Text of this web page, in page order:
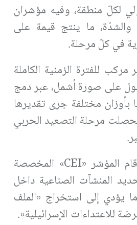
لكلّ منطقة، وفيه مؤشران
والشدّة، ما ينتج قيمة على
للفترة الزمنية الكاملة
على صورة أشمل، عبر دمج
بأوزان مختلفة جرى تقديرها
مرحلة التصعيد الحربي
بعد الحصول على أرقام المؤشر «CEI» المخصصة
المنشآت الصناعية داخل
يؤدي إلى استخراج «الملف
للاعتداءات الإسرائيلية».